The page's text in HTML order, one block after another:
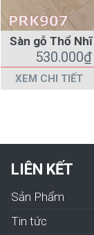
Sàn gỗ Thổ
XEM CHI TIẾT
LIÊN KẾT
Sản Phẩm
Tin tức